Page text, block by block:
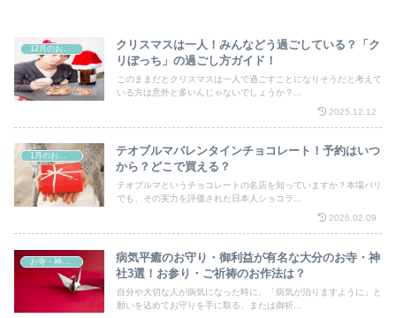
12月のお祭り
クリスマスは一人！みんなどう過ごしている？「ク
リぼっち」の過ごし方ガイド！
このままだとクリスマスは一人で過ごすことになりそうだと考えて
いる方は意外と多いんじゃないでしょうか？...
2025.12.12
テオブルマバレンタインチョコレート！予約はいつ
から？どこで買える？
テオブルマというチョコレートの名店を知っていますか？本場パリ
でも、その実力を評価された日本人ショコラ...
2026.02.09
病気平癒のお守り・御利益が有名な大分のお寺・神
社3選！お参り・ご祈祷のお作法は？
自分や大切な人が病気になった時に、「病気が治りますように」と
願いを込めてお守りを手に取る、または御祈...